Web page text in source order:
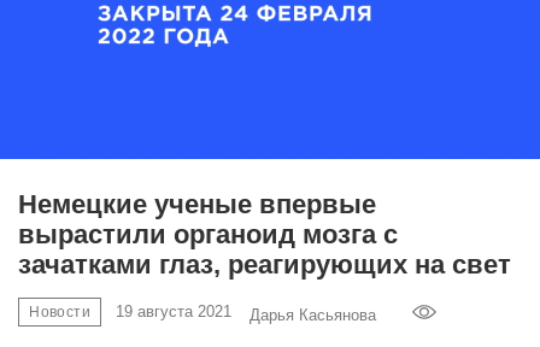
Немецкие ученые впервые
вырастили органоид мозга с
зачатками глаз, реагирующих на свет
Новости 19 августа 2021 Дарья Касьянова